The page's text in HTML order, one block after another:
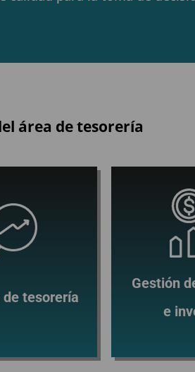
área de tesorería
tesorería
Gestión
e